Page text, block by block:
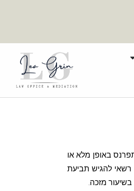
באופן מלא או
רשאי להגיש תביעת
מזכה.